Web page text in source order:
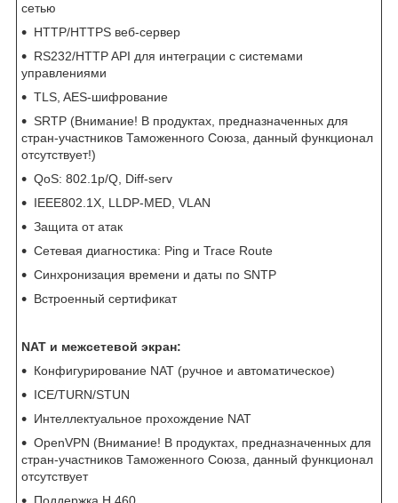
сетью
HTTP/HTTPS веб-сервер
RS232/HTTP API для интеграции с системами
управлениями
TLS, AES-шифрование
SRTP (Внимание! В продуктах, предназначенных для
стран-участников Таможенного Союза, данный функционал
отсутствует!)
QoS: 802.1p/Q, Diff-serv
IEEE802.1X, LLDP-MED, VLAN
Защита от атак
Сетевая диагностика: Ping и Trace Route
Синхронизация времени и даты по SNTP
Встроенный сертификат
NAT и межсетевой экран:
Конфигурирование NAT (ручное и автоматическое)
ICE/TURN/STUN
Интеллектуальное прохождение NAT
OpenVPN (Внимание! В продуктах, предназначенных для
стран-участников Таможенного Союза, данный функционал
отсутствует